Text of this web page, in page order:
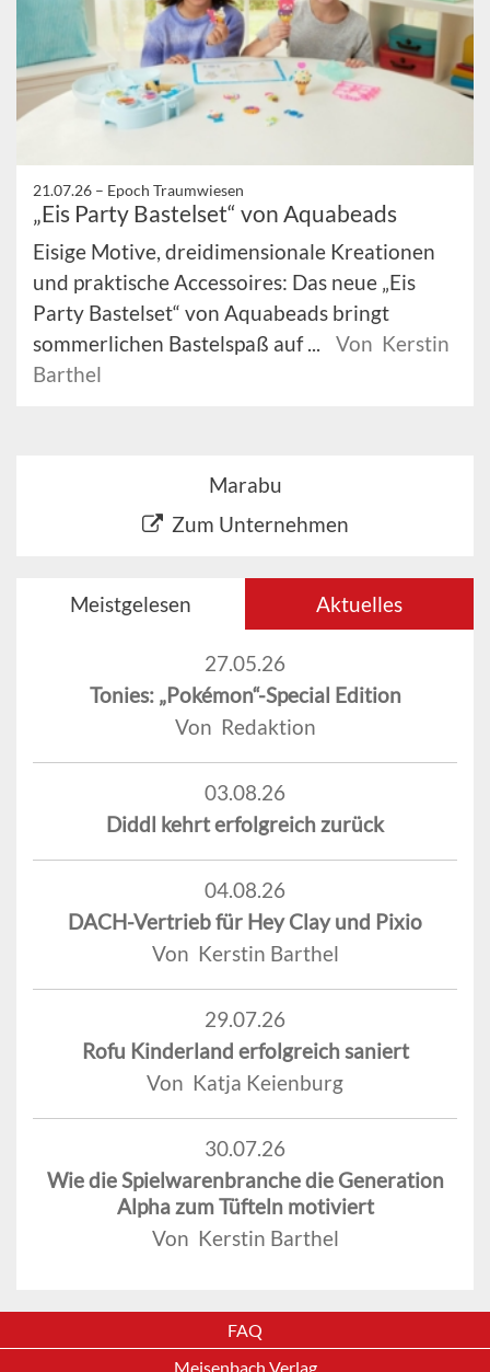
21.07.26 – Epoch Traumwiesen
„Eis Party Bastelset“ von Aquabeads
Eisige Motive, dreidimensionale Kreationen
und praktische Accessoires: Das neue „Eis
Party Bastelset“ von Aquabeads bringt
sommerlichen Bastelspaß auf ...
Von Kerstin
Barthel
Marabu
Zum Unternehmen
Meistgelesen Aktuelles
27.05.26
Tonies: „Pokémon“-Special Edition
Von Redaktion
03.08.26
Diddl kehrt erfolgreich zurück
04.08.26
DACH-Vertrieb für Hey Clay und Pixio
Von Kerstin Barthel
29.07.26
Rofu Kinderland erfolgreich saniert
Von Katja Keienburg
30.07.26
Wie die Spielwarenbranche die Generation
Alpha zum Tüfteln motiviert
Von Kerstin Barthel
FAQ
Meisenbach Verlag